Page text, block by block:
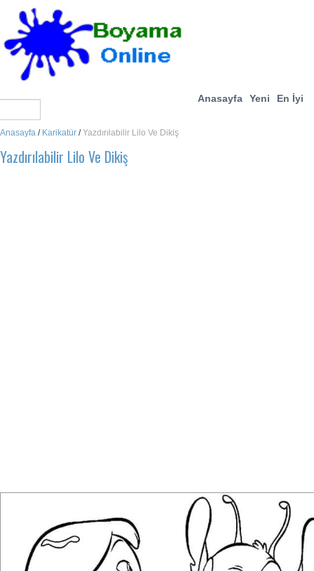
Anasayfa Yeni En İyi
Anasayfa / Karikatür /Yazdırılabilir Lilo Ve Dikiş
Yazdırılabilir Lilo Ve Dikiş